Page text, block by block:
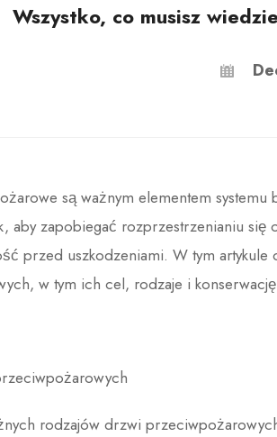
Wszystko, co musisz
są ważnym elementem
aby zapobiegać rozprzestrzenianiu
przed uszkodzeniami. W tym
w tym ich cel, rodzaje i
rodzajów drzwi